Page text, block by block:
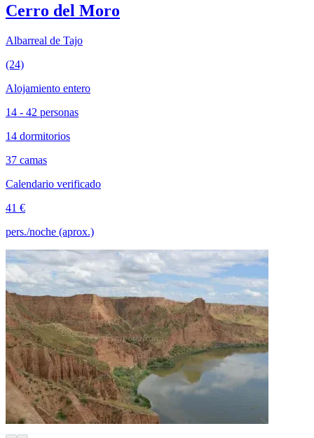
Cerro del Moro
Albarreal de Tajo
(24)
Alojamiento entero
14 - 42 personas
14 dormitorios
37 camas
Calendario verificado
41 €
pers./noche (aprox.)